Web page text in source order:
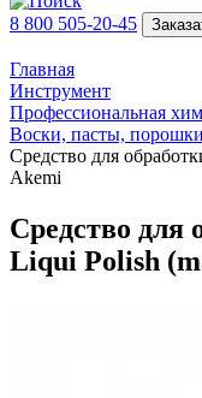
8 800 505-20-45
Главная
Инструмент
Профессиональная
Воски, пасты,
Средство для
Akemi
Средство для
Liqui Polish